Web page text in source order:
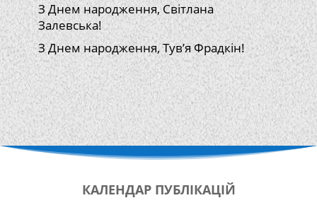
З Днем народження, Світлана
Залевська!
З Днем народження, Тув’я Фрадкін!
КАЛЕНДАР ПУБЛІКАЦІЙ